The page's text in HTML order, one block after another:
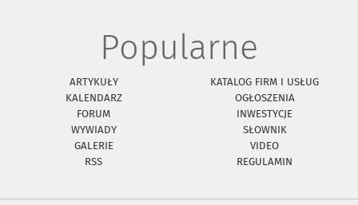
Popularne
ARTYKUŁY
KATALOG FIRM I USŁUG
KALENDARZ
OGŁOSZENIA
FORUM
INWESTYCJE
WYWIADY
SŁOWNIK
GALERIE
VIDEO
RSS
REGULAMIN